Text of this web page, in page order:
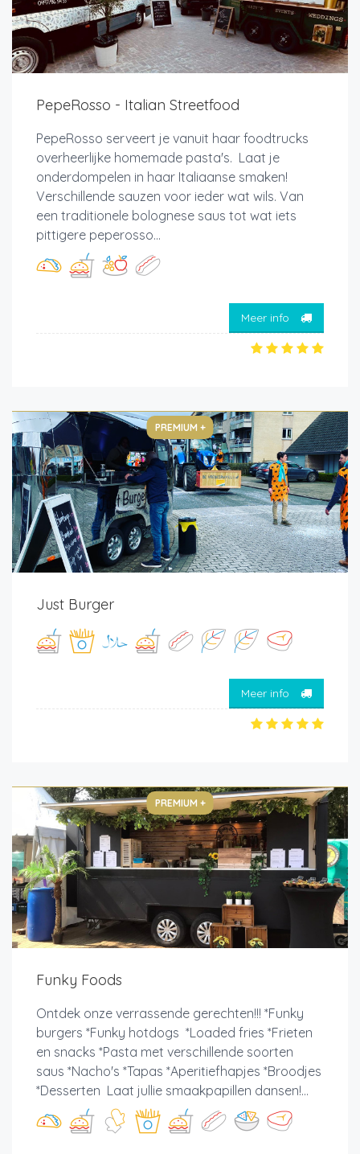
PepeRosso - Italian Streetfood
PepeRosso serveert je vanuit haar foodtrucks
overheerlijke homemade pasta's. Laat je
onderdompelen in haar Italiaanse smaken!
Verschillende sauzen voor ieder wat wils. Van
een traditionele bolognese saus tot wat iets
pittigere peperosso...
Meer info
PREMIUM +
Just Burger
Meer info
PREMIUM +
Funky Foods
Ontdek onze verrassende gerechten!!! *Funky
burgers *Funky hotdogs *Loaded fries *Frieten
en snacks *Pasta met verschillende soorten
saus *Nacho's *Tapas *Aperitiefhapjes *Broodjes
*Desserten Laat jullie smaakpapillen dansen!...